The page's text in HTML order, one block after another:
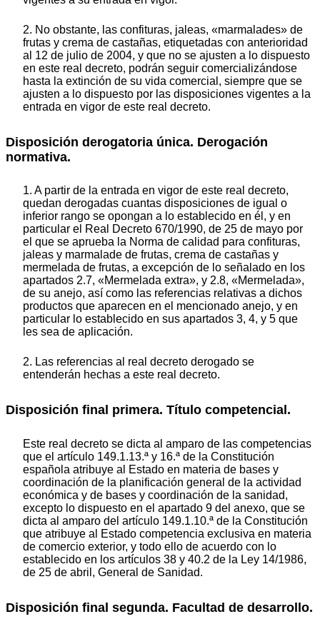
2. No obstante, las confituras, jaleas, «marmalades» de
frutas y crema de castañas, etiquetadas con anterioridad
al 12 de julio de 2004, y que no se ajusten a lo dispuesto
en este real decreto, podrán seguir comercializándose
hasta la extinción de su vida comercial, siempre que se
ajusten a lo dispuesto por las disposiciones vigentes a la
entrada en vigor de este real decreto.
Disposición derogatoria única. Derogación
normativa.
1. A partir de la entrada en vigor de este real decreto,
quedan derogadas cuantas disposiciones de igual o
inferior rango se opongan a lo establecido en él, y en
particular el Real Decreto 670/1990, de 25 de mayo por
el que se aprueba la Norma de calidad para confituras,
jaleas y marmalade de frutas, crema de castañas y
mermelada de frutas, a excepción de lo señalado en los
apartados 2.7, «Mermelada extra», y 2.8, «Mermelada»,
de su anejo, así como las referencias relativas a dichos
productos que aparecen en el mencionado anejo, y en
particular lo establecido en sus apartados 3, 4, y 5 que
les sea de aplicación.
2. Las referencias al real decreto derogado se
entenderán hechas a este real decreto.
Disposición final primera. Título competencial.
Este real decreto se dicta al amparo de las competencias
que el artículo 149.1.13.ª y 16.ª de la Constitución
española atribuye al Estado en materia de bases y
coordinación de la planificación general de la actividad
económica y de bases y coordinación de la sanidad,
excepto lo dispuesto en el apartado 9 del anexo, que se
dicta al amparo del artículo 149.1.10.ª de la Constitución
que atribuye al Estado competencia exclusiva en materia
de comercio exterior, y todo ello de acuerdo con lo
establecido en los artículos 38 y 40.2 de la Ley 14/1986,
de 25 de abril, General de Sanidad.
Disposición final segunda. Facultad de desarrollo.